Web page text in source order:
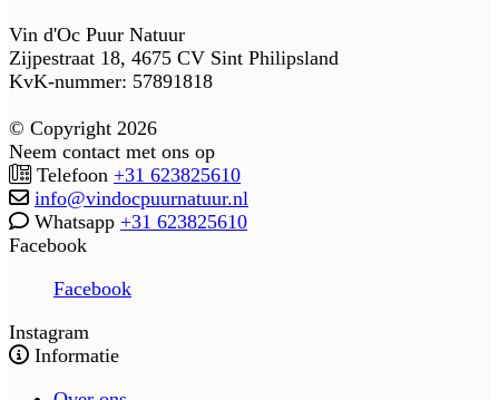
Vin d'Oc Puur Natuur
Zijpestraat 18, 4675 CV Sint Philipsland
KvK-nummer: 57891818
© Copyright 2026
Neem contact met ons op
Telefoon +31 623825610
info@vindocpuurnatuur.nl
Whatsapp +31 623825610
Facebook
Facebook
Instagram
Informatie